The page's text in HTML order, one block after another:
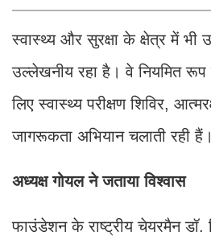
स्वास्थ्य और सुरक्षा के क्षेत्र में भी
उल्लेखनीय रहा है। वे नियमित रूप
लिए स्वास्थ्य परीक्षण शिविर,
जागरूकता अभियान चलाती रही हैं।
अध्यक्ष गोयल ने जताया विश्वास
फाउंडेशन के राष्ट्रीय चेयरमैन डॉ.